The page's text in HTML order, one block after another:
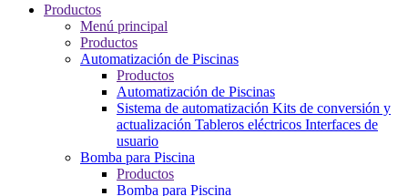
Productos
Menú principal
Productos
Automatización de Piscinas
Productos
Automatización de Piscinas
Sistema de automatización Kits de conversión y
actualización Tableros eléctricos Interfaces de
usuario
Bomba para Piscina
Productos
Bomba para Piscina